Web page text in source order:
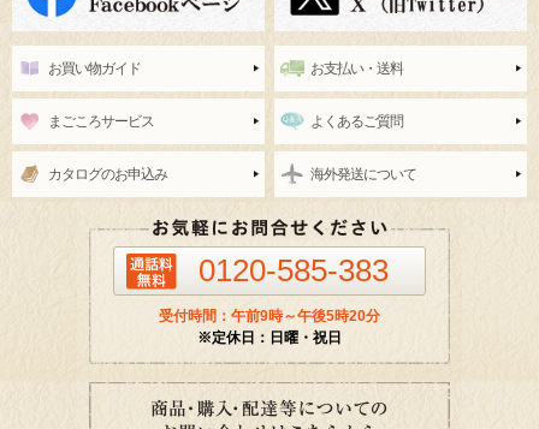
お買い物ガイド お支払い・送料
まごころサービス よくあるご質問
カタログのお申込み 海外発送について
0120-585-383
受付時間：午前9時～午後5時20分
※定休日：日曜・祝日